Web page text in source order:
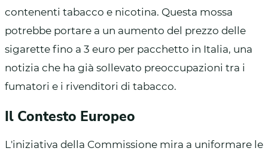
contenenti tabacco e nicotina. Questa mossa
potrebbe portare a un aumento del prezzo delle
sigarette fino a 3 euro per pacchetto in Italia, una
notizia che ha già sollevato preoccupazioni tra i
fumatori e i rivenditori di tabacco.
Il Contesto Europeo
L'iniziativa della Commissione mira a uniformare le